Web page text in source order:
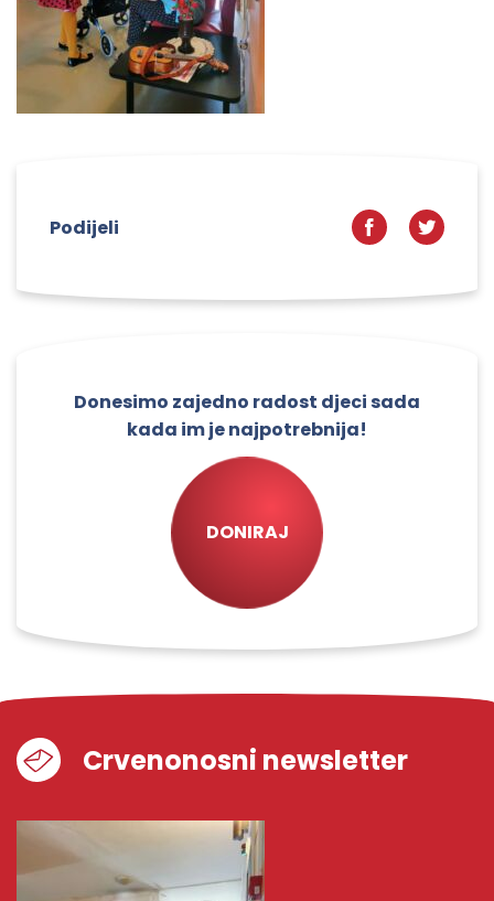
Podijeli
Donesimo zajedno radost djeci sada
kada im je najpotrebnija!
DONIRAJ
Crvenonosni newsletter